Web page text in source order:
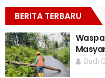
BERITA TERBARU
Budi